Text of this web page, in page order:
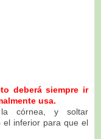
deberá siempre ir
usa.
córnea, y soltar
el inferior para que el